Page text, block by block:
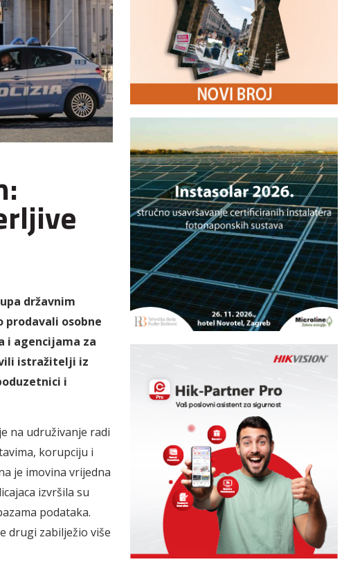
državnim
prodavali osobne
i agencijama za
istražitelji iz
i
na udruživanje radi
korupciju i
je imovina vrijedna
izvršila su
podataka.
drugi zabilježio više